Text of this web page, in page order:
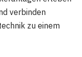
verbinden
zu einem